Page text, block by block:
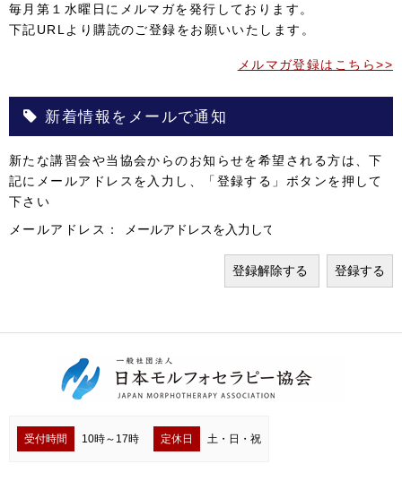
毎月第１水曜日にメルマガを発行しております。
下記URLより購読のご登録をお願いいたします。
メルマガ登録はこちら>>
新着情報をメールで通知
新たな講習会や当協会からのお知らせを希望される方は、下
記にメールアドレスを入力し、「登録する」ボタンを押して
下さい
メールアドレス：
受付時間 10時～17時 定休日 土・日・祝